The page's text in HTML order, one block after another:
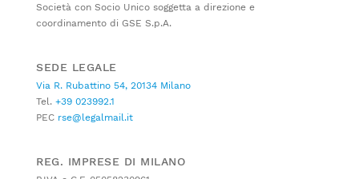
Società con Socio Unico soggetta a direzione e
coordinamento di GSE S.p.A.
SEDE LEGALE
Via R. Rubattino 54, 20134 Milano
Tel. +39 023992.1
PEC rse@legalmail.it
REG. IMPRESE DI MILANO